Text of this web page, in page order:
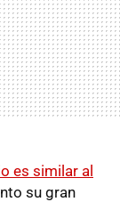
es similar al
su gran